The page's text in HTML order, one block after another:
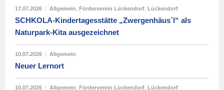
17.07.2026 | Allgemein Förderverein Lückendorf Lückendorf
SCHKOLA-Kindertagesstätte „Zwergenhäus´l“ als
Naturpark-Kita ausgezeichnet
10.07.2026 | Allgemein
Neuer Lernort
10.07.2026 | Allgemein Förderverein Lückendorf Lückendorf